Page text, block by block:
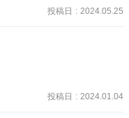
のがみたい。
ちゃぐちゃに…。
のギルガメッシュか…。
にマスターとの共闘で
ィーネやエルキドゥの
投稿日 : 2024.05.25
文章。ライトノベルは読
あるのだが、この人はそ
投稿日 : 2024.01.04